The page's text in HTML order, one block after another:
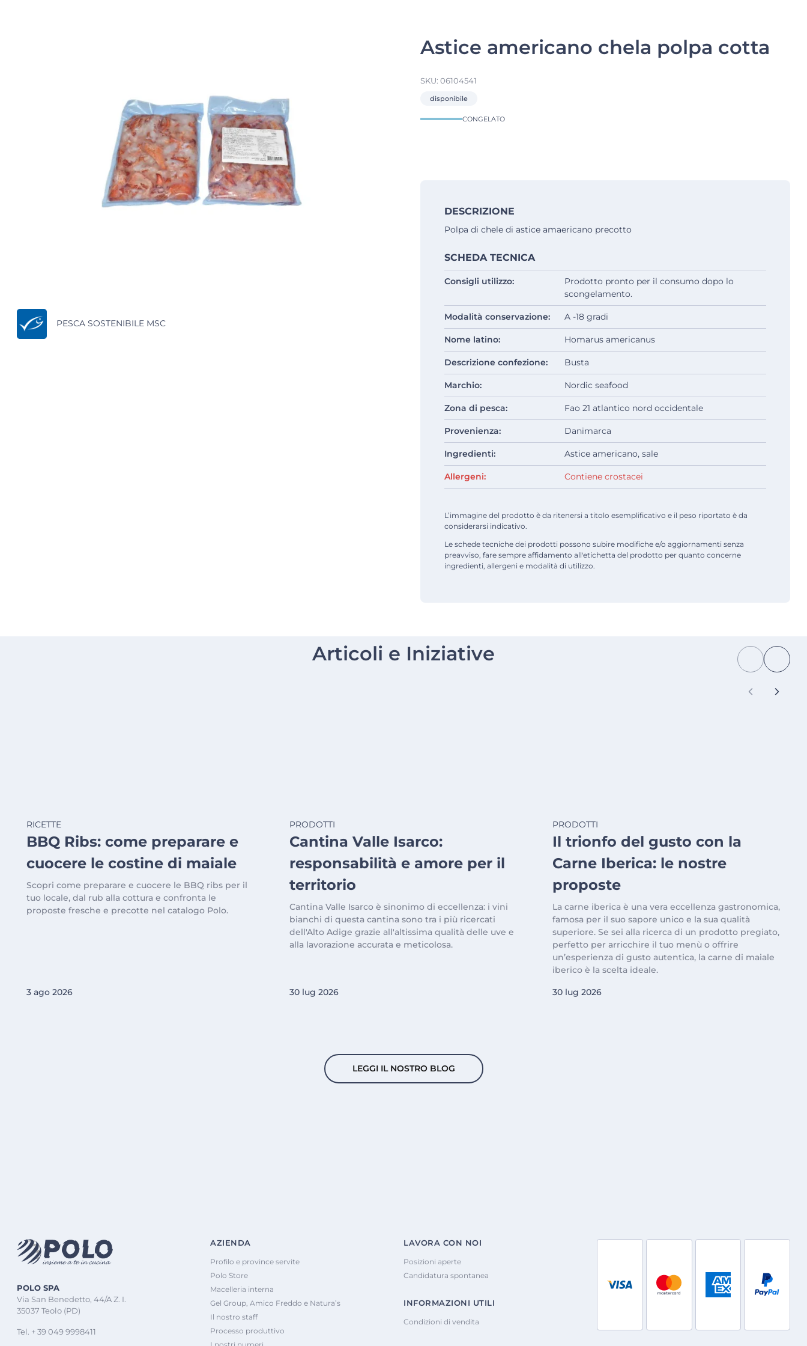
PESCA SOSTENIBILE MSC
Astice americano chela polpa cotta
SKU: 06104541
disponibile
CONGELATO
DESCRIZIONE
Polpa di chele di astice amaericano precotto
SCHEDA TECNICA
Consigli utilizzo:
Prodotto pronto per il consumo dopo lo
scongelamento.
Modalità conservazione: A -18 gradi
Nome latino: Homarus americanus
Descrizione confezione: Busta
Marchio: Nordic seafood
Zona di pesca: Fao 21 atlantico nord occidentale
Provenienza: Danimarca
Ingredienti: Astice americano, sale
Allergeni: Contiene crostacei
L’immagine del prodotto è da ritenersi a titolo esemplificativo e il peso riportato è da
considerarsi indicativo.
Le schede tecniche dei prodotti possono subire modifiche e/o aggiornamenti senza
preavviso, fare sempre affidamento all'etichetta del prodotto per quanto concerne
ingredienti, allergeni e modalità di utilizzo.
Articoli e Iniziative
RICETTE
BBQ Ribs: come preparare e
cuocere le costine di maiale
Scopri come preparare e cuocere le BBQ ribs per il
tuo locale, dal rub alla cottura e confronta le
proposte fresche e precotte nel catalogo Polo.
3 ago 2026
PRODOTTI
Cantina Valle Isarco:
responsabilità e amore per il
territorio
Cantina Valle Isarco è sinonimo di eccellenza: i vini
bianchi di questa cantina sono tra i più ricercati
dell'Alto Adige grazie all'altissima qualità delle uve e
alla lavorazione accurata e meticolosa.
30 lug 2026
PRODOTTI
Il trionfo del gusto con la
Carne Iberica: le nostre
proposte
La carne iberica è una vera eccellenza gastronomica,
famosa per il suo sapore unico e la sua qualità
superiore. Se sei alla ricerca di un prodotto pregiato,
perfetto per arricchire il tuo menù o offrire
un’esperienza di gusto autentica, la carne di maiale
iberico è la scelta ideale.
30 lug 2026
LEGGI IL NOSTRO BLOG
POLO SPA
Via San Benedetto, 44/A Z. I.
35037 Teolo (PD)
Tel. + 39 049 9998411
AZIENDA
Profilo e province servite
Polo Store
Macelleria interna
Gel Group, Amico Freddo e Natura’s
Il nostro staff
Processo produttivo
LAVORA CON NOI
Posizioni aperte
Candidatura spontanea
INFORMAZIONI UTILI
Condizioni di vendita